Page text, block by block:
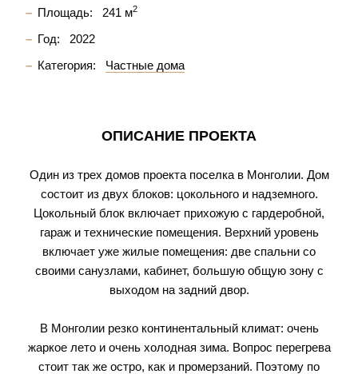
Площадь:
241 м2
Год:
2022
Категория:
Частные дома
ОПИСАНИЕ ПРОЕКТА
Один из трех домов проекта поселка в Монголии. Дом
состоит из двух блоков: цокольного и надземного.
Цокольный блок включает прихожую с гардеробной,
гараж и технические помещения. Верхний уровень
включает уже жилые помещения: две спальни со
своими санузлами, кабинет, большую общую зону с
выходом на задний двор.
В Монголии резко континентальный климат: очень
жаркое лето и очень холодная зима. Вопрос перегрева
стоит так же остро, как и промерзаний. Поэтому по